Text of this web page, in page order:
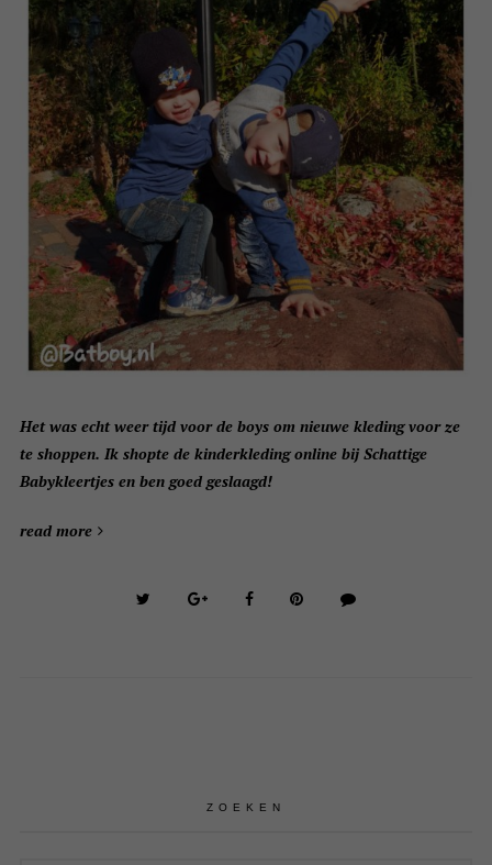
Het was echt weer tijd voor de boys om nieuwe kleding voor ze
te shoppen. Ik shopte de kinderkleding online bij Schattige
Babykleertjes en ben goed geslaagd!
read more
ZOEKEN